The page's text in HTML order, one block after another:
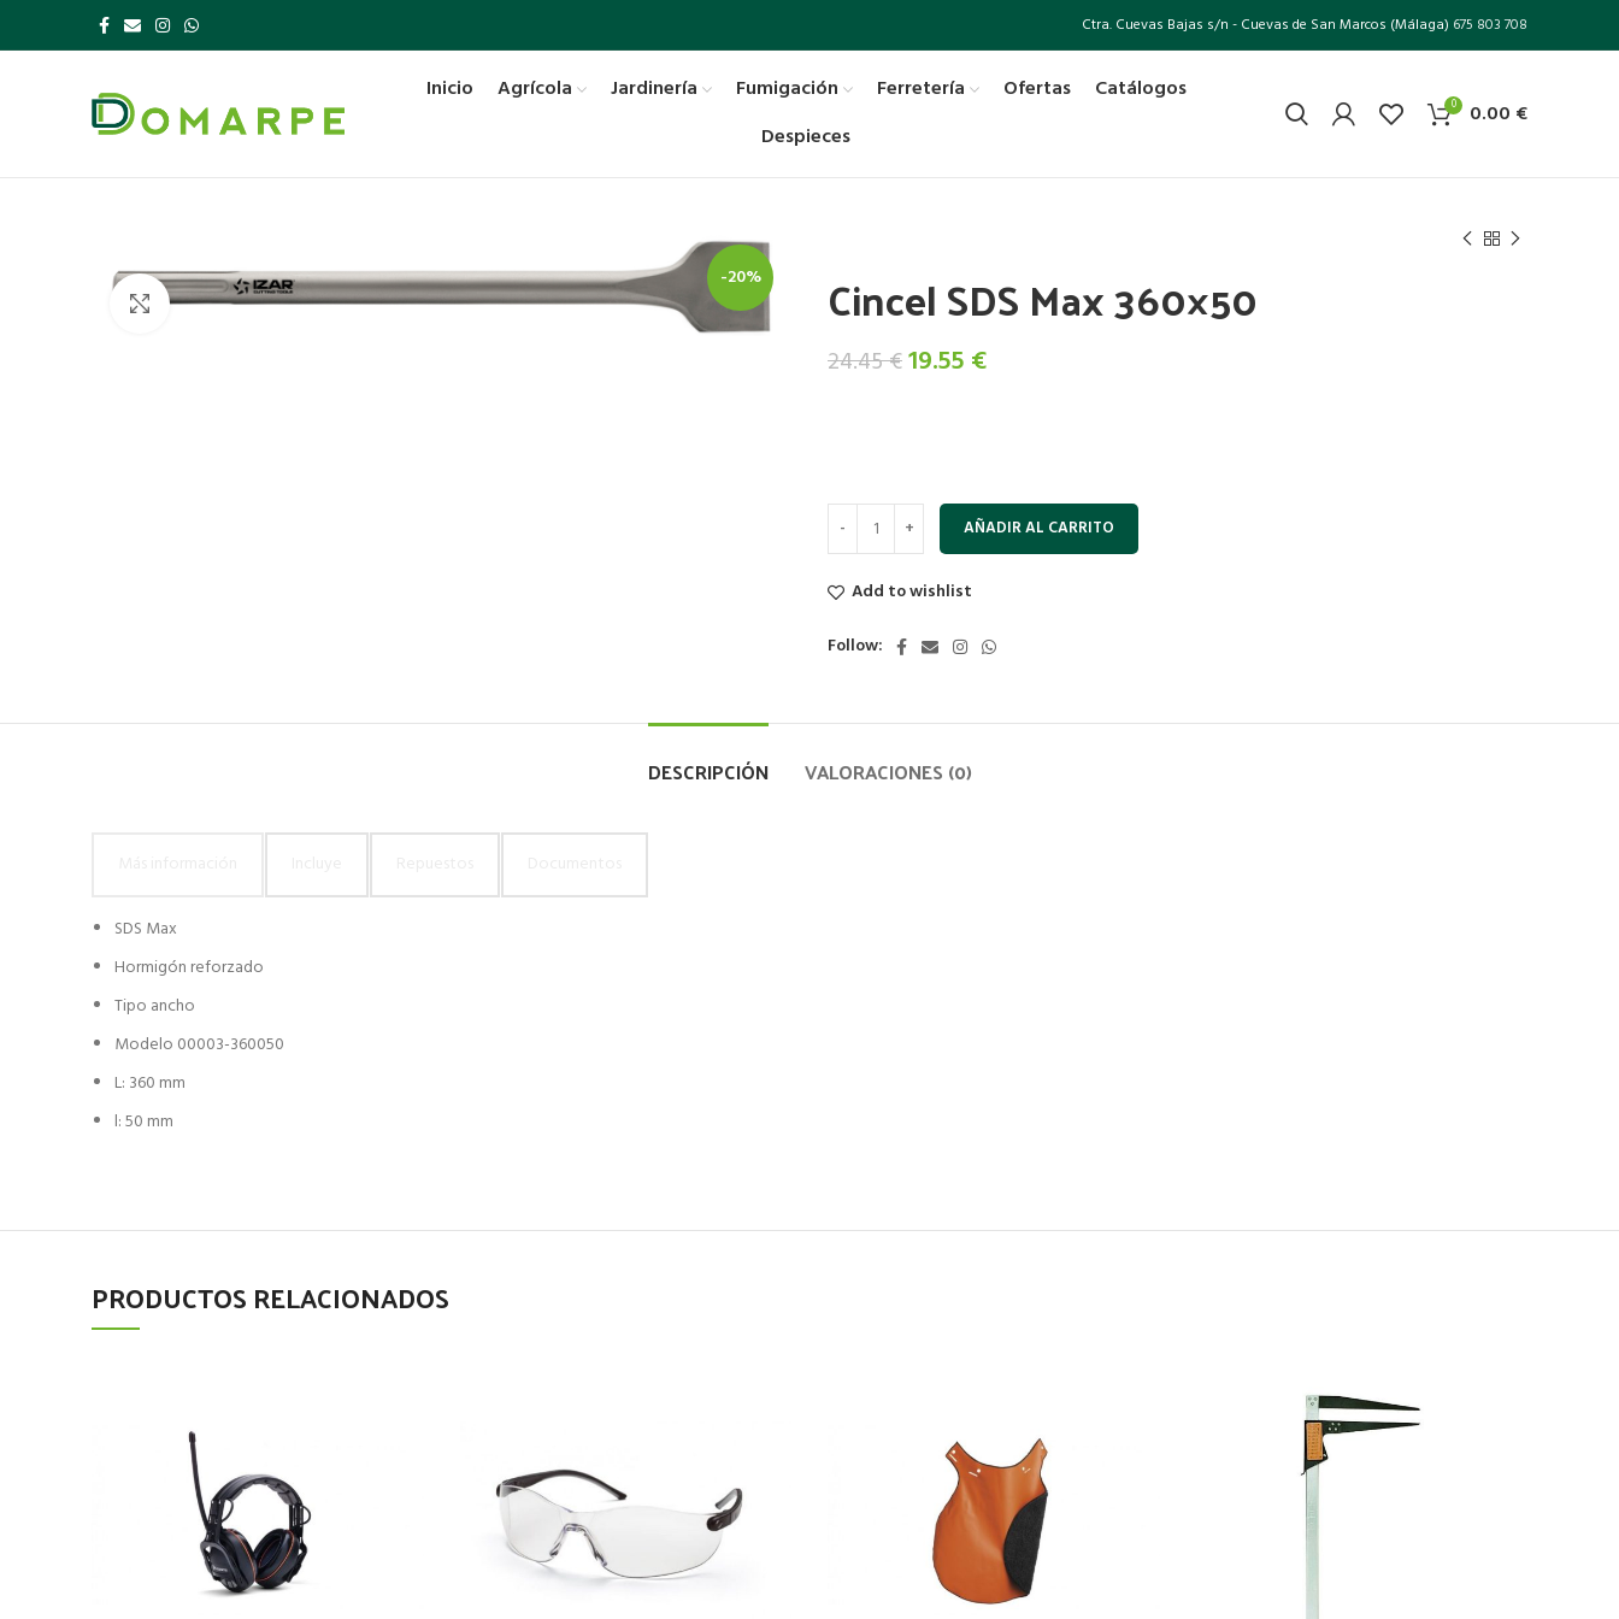
Ctra. Cuevas Bajas s/n - Cuevas de San Marcos (Málaga) 675 803 708
Inicio Agrícola Jardinería Fumigación Ferretería Ofertas
Catálogos
Despieces
0 0.00 €
-20%
Click to enlarge Cincel SDS Max 360×50
24.45€El
19.55 €El
AÑADIR AL CARRITO
Add to wishlist
Follow:
DESCRIPCIÓN VALORACIONES (0)
SDS Max
Hormigón reforzado
Tipo ancho
Modelo 00003-360050
L: 360 mm
l: 50 mm
PRODUCTOS RELACIONADOS